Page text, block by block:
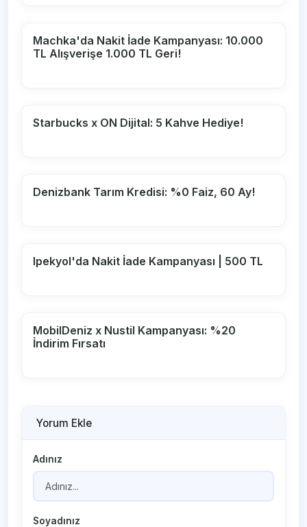
Machka'da Nakit İade Kampanyası: 10.000
TL Alışverişe 1.000 TL Geri!
Starbucks x ON Dijital: 5 Kahve Hediye!
Denizbank Tarım Kredisi: %0 Faiz, 60 Ay!
Ipekyol'da Nakit İade Kampanyası | 500 TL
MobilDeniz x Nustil Kampanyası: %20
İndirim Fırsatı
Yorum Ekle
Adınız
Soyadınız